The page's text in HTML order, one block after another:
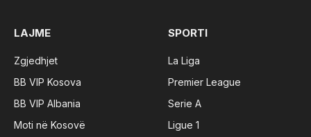
LAJME
Zgjedhjet
BB VIP Kosova
BB VIP Albania
Moti në Kosovë
SPORTI
La Liga
Premier League
Serie A
Ligue 1